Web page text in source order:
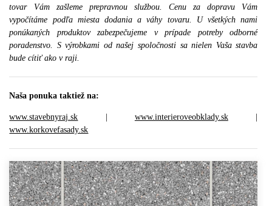
tovar Vám zašleme prepravnou službou. Cenu za dopravu Vám
vypočítáme podľa miesta dodania a váhy tovaru. U všetkých nami
ponúkaných produktov zabezpečujeme v prípade potreby odborné
poradenstvo. S výrobkami od našej spoločnosti sa nielen Vaša stavba
bude cítiť ako v raji.
Naša ponuka taktiež na:
www.stavebnyraj.sk www.interieroveobklady.sk|
www.korkovefasady.sk